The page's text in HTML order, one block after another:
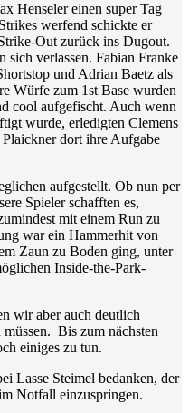
Henseler einen super Tag
werfend schickte er
Out zurück ins Dugout.
sich verlassen. Fabian Franke
und Adrian Baetz als
Würfe zum 1st Base wurden
cool aufgefischt. Auch wenn
wurde, erledigten Clemens
dort ihre Aufgabe
aufgestellt. Ob nun per
Spieler schafften es,
mit einem Run zu
war ein Hammerhit von
Zaun zu Boden ging, unter
Inside-the-Park-
wir aber auch deutlich
Bis zum nächsten
einiges zu tun.
Lasse Steimel bedanken, der
Notfall einzuspringen.